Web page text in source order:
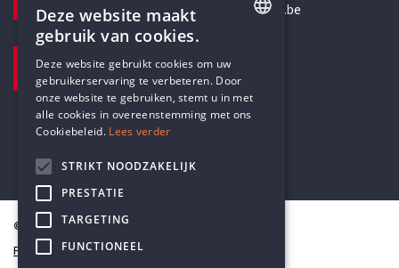
secretariaat@humanistischverbond.be
Pottenbrug 4
Antwerpen, 2000
© Humanistisch Verbond 2026
Privacy
DUTCH
Deze website maakt
gebruik van cookies.
Deze website gebruikt cookies om uw
gebruikerservaring te verbeteren. Door
onze website te gebruiken, stemt u in met
alle cookies in overeenstemming met ons
Cookiebeleid. Lees verder
STRIKT NOODZAKELIJK
PRESTATIE
TARGETING
FUNCTIONEEL